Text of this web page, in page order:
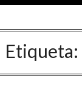
Etiqueta: